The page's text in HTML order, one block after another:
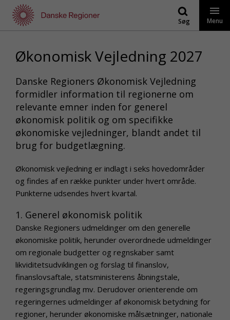
indhold
Søg Menu
Økonomisk Vejledning 2027
Danske Regioners Økonomisk Vejledning
formidler information til regionerne om
relevante emner inden for generel
økonomisk politik og om specifikke
økonomiske vejledninger, blandt andet til
brug for budgetlægning.
Økonomisk vejledning er indlagt i seks hovedområder
og findes af en række punkter under hvert område.
Punkterne udsendes hvert kvartal.
1. Generel økonomisk politik
Danske Regioners udmeldinger om den generelle
økonomiske politik, herunder overordnede udmeldinger
om regionale budgetter og regnskaber samt
likviditetsudviklingen og forslag til finanslov,
finanslovsaftale, statsministerens åbningstale,
regeringsgrundlag mv. Derudover orienterende om
regeringernes udmeldinger af økonomisk betydning for
regioner, herunder økonomiske målsætninger, nationale